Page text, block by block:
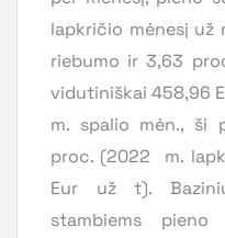
lapkričio mėnesį už
riebumo ir 3,63
vidutiniškai 458,96
m. spalio mėn., ši
proc. (2022 m.
Eur už t).
stambiems